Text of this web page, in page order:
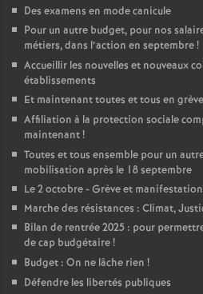
Des examens en mode canicule
Pour un autre budget, pour nos
métiers, dans l’action en septembre!
Accueillir les nouvelles et nouveaux
établissements
Et maintenant toutes et tous en
Affiliation à la protection sociale
maintenant!
Toutes et tous ensemble pour un
mobilisation après le 18 septembre
Le 2 octobre - Grève et
Marche des résistances : Climat,
Bilan de rentrée 2025 : pour
de cap budgétaire!
Budget : On ne lâche rien !
Défendre les libertés publiques